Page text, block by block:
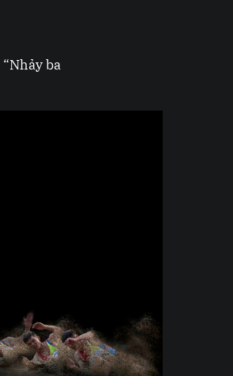
ba